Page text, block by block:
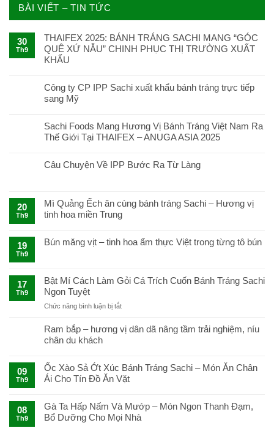
BÀI VIẾT – TIN TỨC
30
Th9
THAIFEX 2025: BÁNH TRÁNG SACHI MANG “GÓC
QUÊ XỨ NẪU” CHINH PHỤC THỊ TRƯỜNG XUẤT
KHẨU
Công ty CP IPP Sachi xuất khẩu bánh tráng trực tiếp
sang Mỹ
Sachi Foods Mang Hương Vị Bánh Tráng Việt Nam Ra
Thế Giới Tại THAIFEX – ANUGA ASIA 2025
Câu Chuyện Về IPP Bước Ra Từ Làng
20
Th9
Mì Quảng Ếch ăn cùng bánh tráng Sachi – Hương vị
tinh hoa miền Trung
19
Th9
Bún măng vịt – tinh hoa ẩm thực Việt trong từng tô bún
17
Th9
Bật Mí Cách Làm Gỏi Cá Trích Cuốn Bánh Tráng Sachi
Ngon Tuyệt
Chức năng bình luận bị tắtở
Mí
Cách
Cá
Trích
Cuốn
Tráng
Sachi
Ngon
Ram bắp – hương vị dân dã nâng tầm trải nghiệm, níu
chân du khách
09
Th9
Ốc Xào Sả Ớt Xúc Bánh Tráng Sachi – Món Ăn Chân
Ái Cho Tín Đồ Ăn Vặt
08
Th9
Gà Ta Hấp Nấm Và Mướp – Món Ngon Thanh Đạm,
Bổ Dưỡng Cho Mọi Nhà